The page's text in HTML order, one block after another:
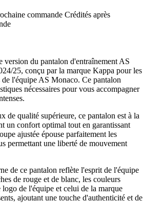
commande Crédités après
version du pantalon d'entraînement AS
25, conçu par la marque Kappa pour les
l'équipe AS Monaco. Ce pantalon
nécessaires pour vous accompagner
de qualité supérieure, ce pantalon est à la
un confort optimal tout en garantissant
ajustée épouse parfaitement les
permettant une liberté de mouvement
de ce pantalon reflète l'esprit de l'équipe
de rouge et de blanc, les couleurs
de l'équipe et celui de la marque
ajoutant une touche d'authenticité et de